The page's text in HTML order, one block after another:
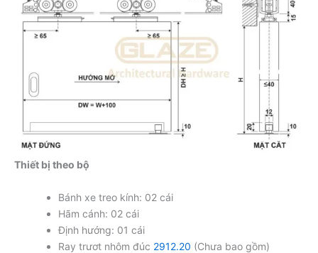
Thiết bị theo bộ
Bánh xe treo kính: 02 cái
Hãm cánh: 02 cái
Định hướng: 01 cái
Ray trươt nhôm đúc 2912.20 (Chưa bao gồm)